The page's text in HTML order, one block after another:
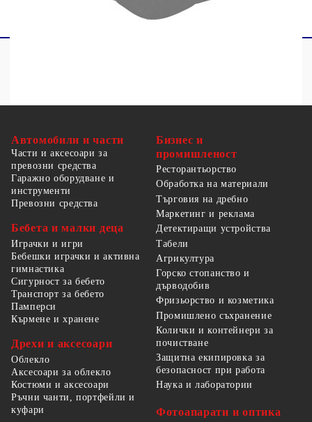
Автомобили и части
Части и аксесоари за
превозни средства
Гаражно оборудване и
инструменти
Превозни средства
Бебета и малки деца
Играчки и игри
Бебешки играчки и активна
гимнастика
Сигурност за бебето
Транспорт за бебето
Памперси
Кърмене и хранене
Дрехи и аксесоари
Облекло
Аксесоари за облекло
Костюми и аксесоари
Ръчни чанти, портфейли и
куфари
Бизнес и
промишленост
Ресторантьорство
Обработка на материали
Търговия на дребно
Маркетинг и реклама
Детектиращи устройства
Табели
Агрикултура
Горско стопанство и
дърводобив
Фризьорство и козметика
Промишлено съхранение
Колички и контейнери за
почистване
Защитна екипировка за
безопасност при работа
Наука и лаборатории
Фотоапарати и оптика